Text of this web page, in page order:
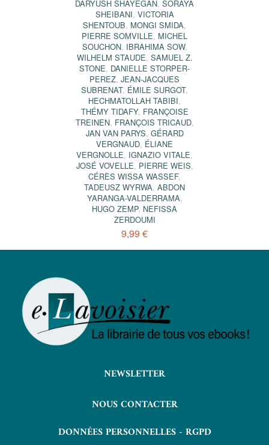
DARYUSH SHAYEGAN, SORAYA
SHEIBANI, VICTORIA
SHENTOUB, MONGI SMIDA,
PIERRE SOMVILLE, MICHEL
SOUCHON, IBRAHIMA SOW,
WILHELM STAUDE, SAMUEL Z.
STONE, DANIELLE STORPER-
PEREZ, JEAN-JACQUES
SUBRENAT, ÉMILE SURGOT,
HECHMATOLLAH TABIBI,
THÉMY TIDAFY, FRANÇOISE
TREINEN, FRANÇOIS TRICAUD,
JAN VAN PARYS, GÉRARD
VERGNAUD, ÉLIANE
VERGNOLLE, IGNAZIO VITALE,
JOSÉ VOVELLE, PIERRE WEIS,
CÉRÈS WISSA WASSEF,
TADEUSZ WYRWA, ABDON
YARANGA-VALDERRAMA,
HUGO ZEMP, NEFISSA
ZERDOUMI
9,99 €
NEWSLETTER
NOUS CONTACTER
DONNÉES PERSONNELLES - RGPD